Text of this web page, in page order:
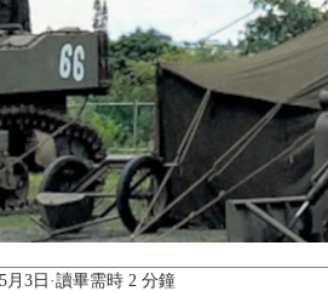
月3日 讀畢需時 2 分鐘